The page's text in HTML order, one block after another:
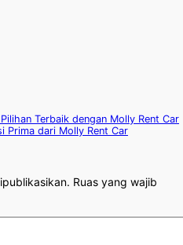
Terbaik dengan Molly Rent Car
Prima dari Molly Rent Car
Ruas yang wajib